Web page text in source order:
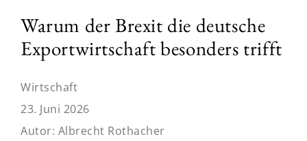
Warum der Brexit die deutsche
Exportwirtschaft besonders trifft
Wirtschaft
23. Juni 2026
Autor: Albrecht Rothacher